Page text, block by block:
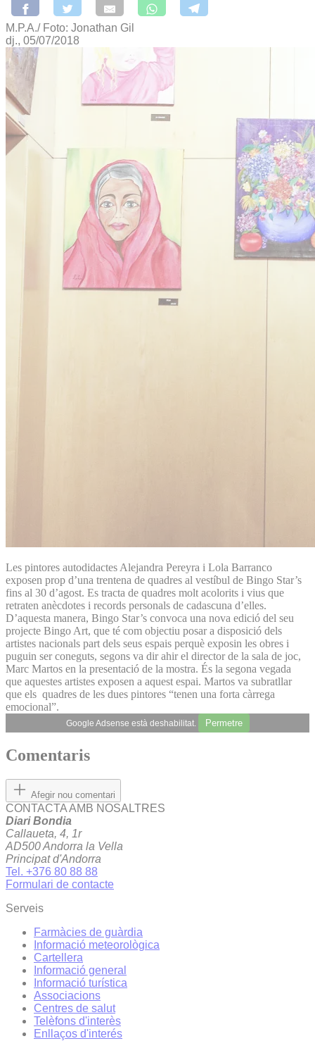
M.P.A./ Foto: Jonathan Gil
dj., 05/07/2018
Les pintores autodidactes Alejandra Pereyra i Lola Barranco
exposen prop d’una trentena de quadres al vestíbul de Bingo Star’s
fins al 30 d’agost. Es tracta de quadres molt acolorits i vius que
retraten anècdotes i records personals de cadascuna d’elles.
D’aquesta manera, Bingo Star’s convoca una nova edició del seu
projecte Bingo Art, que té com objectiu posar a disposició dels
artistes nacionals part dels seus espais perquè exposin les obres i
puguin ser coneguts, segons va dir ahir el director de la sala de joc,
Marc Martos en la presentació de la mostra. És la segona vegada
que aquestes artistes exposen a aquest espai. Martos va subratllar
que els quadres de les dues pintores “tenen una forta càrrega
emocional”.
Google Adsense està deshabilitat. Permetre
Comentaris
Afegir nou comentari
CONTACTA AMB NOSALTRES
Diari Bondia
Callaueta, 4, 1r
AD500 Andorra la Vella
Principat d'Andorra
Tel. +376 80 88 88
Formulari de contacte
Serveis
Farmàcies de guàrdia
Informació meteorològica
Cartellera
Informació general
Informació turística
Associacions
Centres de salut
Telèfons d'interès
Enllaços d'interés